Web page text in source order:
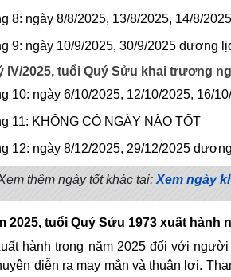
8: ngày 8/8/2025, 13/8/2025, 14/8/
9: ngày 10/9/2025, 30/9/2025 dương
IV/2025, tuổi Quý Sửu khai trương
10: ngày 6/10/2025, 12/10/2025, 16/
11: KHÔNG CÓ NGÀY NÀO TỐT
12: ngày 8/12/2025, 29/12/2025
thêm ngày tốt khác tại: Xem ngày
2025, tuổi Quý Sửu 1973 xuất hành
hành trong năm 2025 đối với
diễn ra may mắn và thuận lợi.